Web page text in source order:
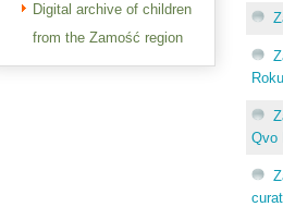
Digital archive of children
from the Zamość region
Qvo